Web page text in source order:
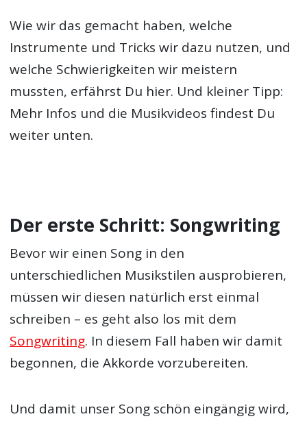
Wie wir das gemacht haben, welche
Instrumente und Tricks wir dazu nutzen, und
welche Schwierigkeiten wir meistern
mussten, erfährst Du hier. Und kleiner Tipp:
Mehr Infos und die Musikvideos findest Du
weiter unten.
Der erste Schritt: Songwriting
Bevor wir einen Song in den
unterschiedlichen Musikstilen ausprobieren,
müssen wir diesen natürlich erst einmal
schreiben – es geht also los mit dem
Songwriting. In diesem Fall haben wir damit
begonnen, die Akkorde vorzubereiten.
Und damit unser Song schön eingängig wird,